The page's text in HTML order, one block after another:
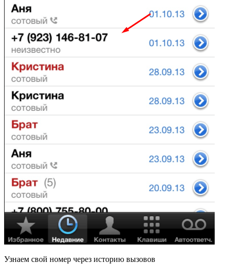
Узнаем свой номер через историю вызовов